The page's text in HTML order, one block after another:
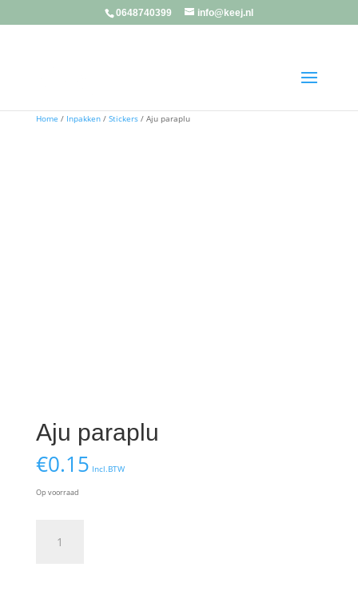
0648740399 info@keej.nl
Home / Inpakken/ Stickers/ Aju paraplu
Aju paraplu
€0.15 Incl.BTW
Op voorraad
paraplu